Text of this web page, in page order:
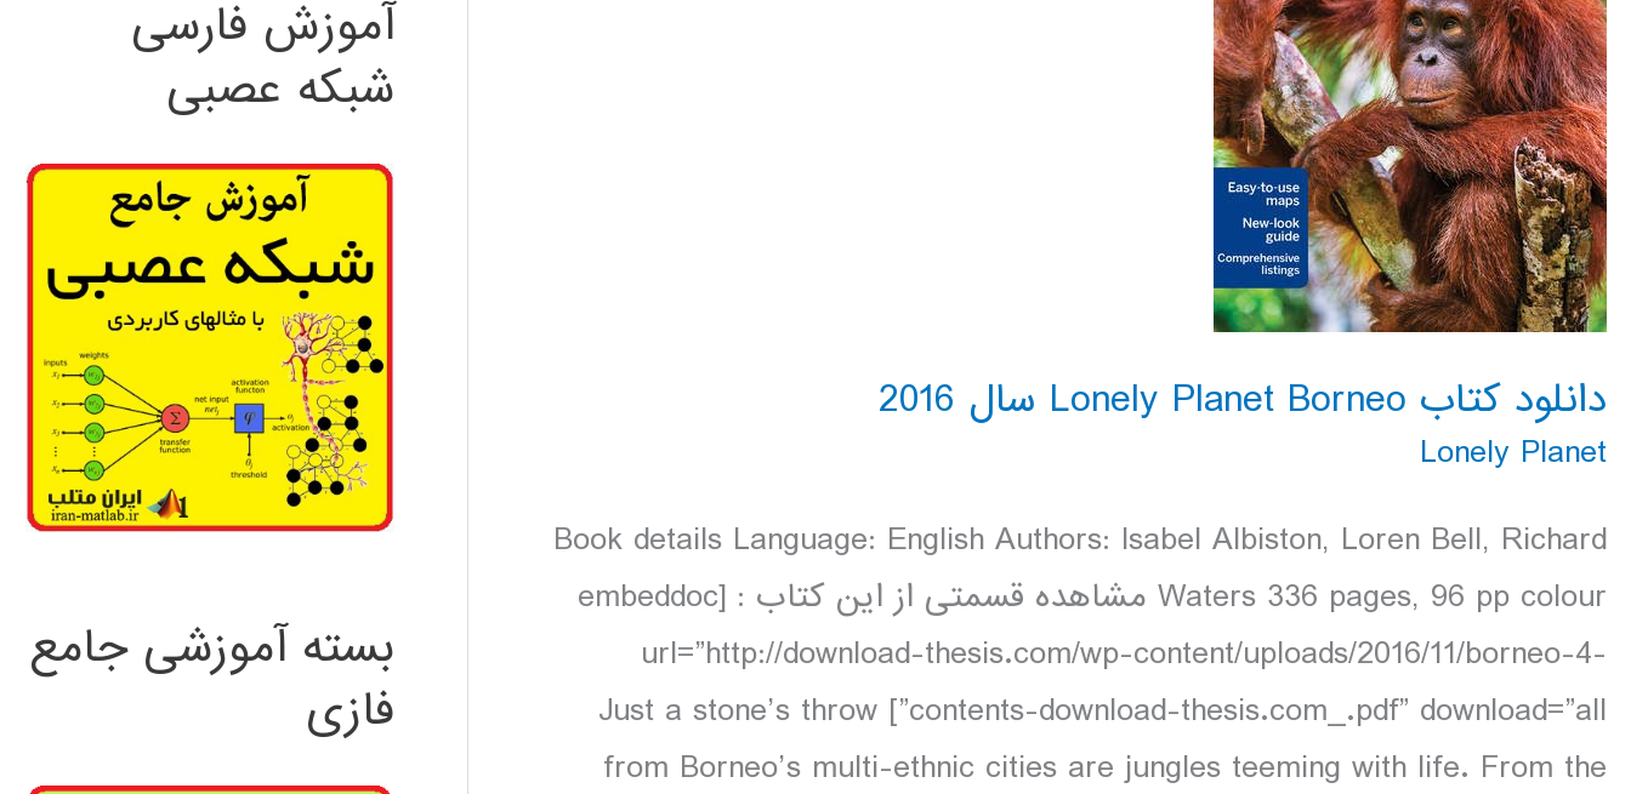
دانلود کتاب Lonely Planet Borneo سال 2016
Lonely Planet
Book details Language: English Authors: Isabel Albiston, Loren Bell, Richard
Waters 336 pages, 96 pp colour مشاهده قسمتی از این کتاب : [embeddoc
url=”http://download-thesis.com/wp-content/uploads/2016/11/borneo-4-
contents-download-thesis.com_.pdf” download=”all”] Just a stone’s throw
from Borneo’s multi-ethnic cities are jungles teeming with life. From the
آموزش فارسی
شبکه عصبی
بسته آموزشی جامع
فازی